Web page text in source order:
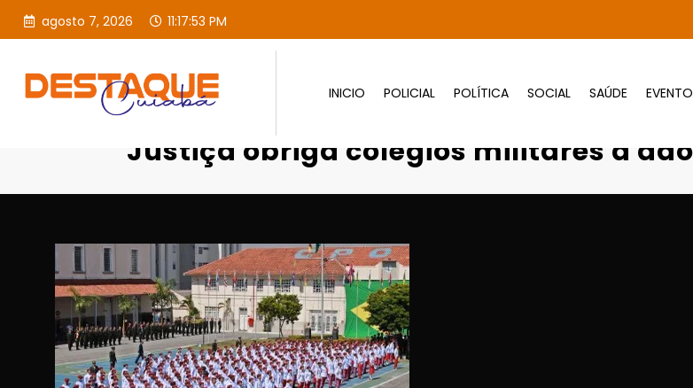
agosto 7, 2026 11:17:54 PM
INICIO POLICIAL POLÍTICA SOCIAL SAÚDE
Página inicial Justiça obriga colégios
Justiça obriga colégios militares a